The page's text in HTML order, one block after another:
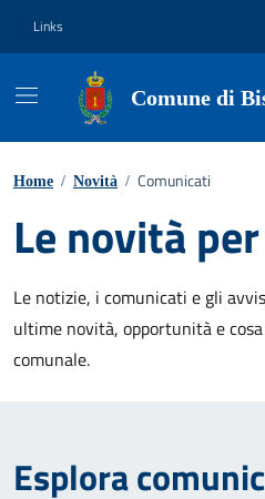
Links
Comune di
Home / Novità / Comunicati
Le novità
Le notizie, i comunicati e gli
ultime novità, opportunità e
comunale.
Esplora